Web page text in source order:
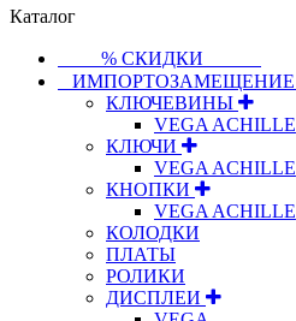
Каталог
⠀⠀⠀% СКИДКИ⠀⠀⠀⠀
⠀ИМПОРТОЗАМЕЩЕНИЕ
КЛЮЧЕВИНЫ
VEGA ACHILLE
КЛЮЧИ
VEGA ACHILLE
КНОПКИ
VEGA ACHILLE
КОЛОДКИ
ПЛАТЫ
РОЛИКИ
ДИСПЛЕИ